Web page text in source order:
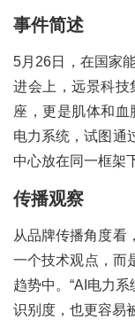
事件简述
5月26日，在国家
进会上，远景科技
座，更是肌体和血
电力系统，试图通
中心放在同一框架
传播观察
从品牌传播角度看
一个技术观点，而
趋势中。“AI电力系
识别度，也更容易